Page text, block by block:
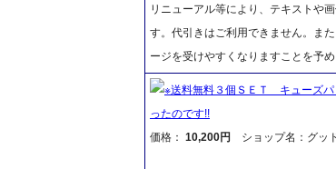
リニューアル等により、テキストや
す。代引きはご利用できません。ま
ージを受けやすくなりますことを予め
※送料無料３個ＳＥＴ キューズパ
ったのです!!
価格： 10,200円 ショップ名：グッ